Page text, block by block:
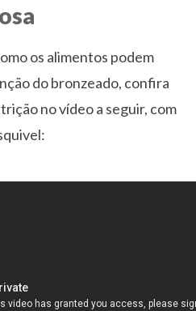
os alimentos podem
do bronzeado, confira
no vídeo a seguir, com